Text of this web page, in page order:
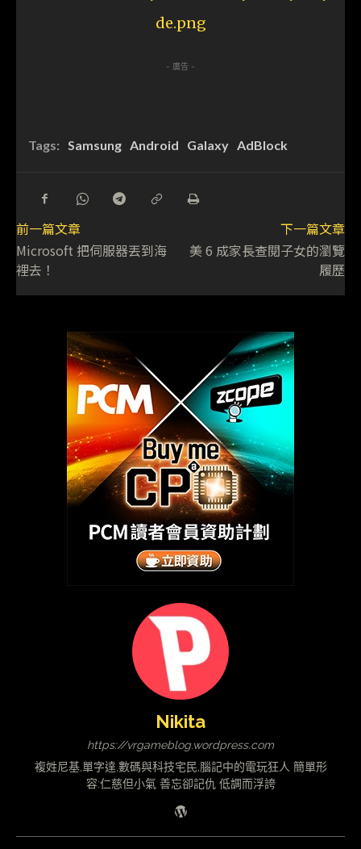
- 廣告 -
Tags: Samsung Android Galaxy AdBlock
前一篇文章
Microsoft 把伺服器丟到海
裡去！
下一篇文章
美 6 成家長查閱子女的瀏覽
履歷
Nikita
https://vrgameblog.wordpress.com
複姓尼基,單字達,數碼與科技宅民,腦記中的電玩狂人 簡單形
容:仁慈但小氣 善忘卻記仇 低調而浮誇